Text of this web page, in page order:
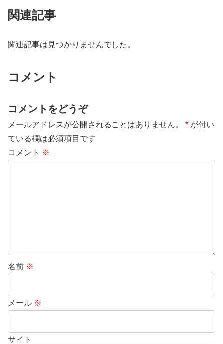
関連記事
関連記事は見つかりませんでした。
コメント
コメントをどうぞ
メールアドレスが公開されることはありません。 * が付い
ている欄は必須項目です
コメント ※
名前 ※
メール ※
サイト